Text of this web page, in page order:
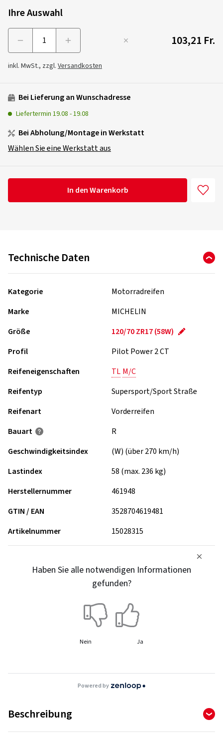
Ihre Auswahl
103,21 Fr.
inkl. MwSt., zzgl. Versandkosten
Bei Lieferung an Wunschadresse
Liefertermin 19.08 -19.08
Bei Abholung/Montage in Werkstatt
Wählen Sie eine Werkstatt aus
In den Warenkorb
Technische Daten
Kategorie
Motorradreifen
Marke
MICHELIN
Größe
120/70 ZR17 (58W)
Profil
Pilot Power 2 CT
Reifeneigenschaften
TL M/C
Reifentyp
Supersport/Sport Straße
Reifenart
Vorderreifen
Bauart
R
Geschwindigkeits­index
(W) (über 270 km/h)
Lastindex
58 (max. 236 kg)
Herstellernummer
461948
GTIN / EAN
3528704619481
Artikelnummer
15028315
Haben Sie alle notwendigen Informationen
gefunden?
Nein Ja
Powered by
Beschreibung